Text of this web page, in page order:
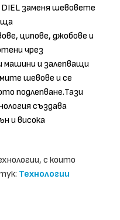
DIEL заменя шевовете
ципове, джобове и
чрез
машини и залепващи
шевове и се
подлепване.Тази
създава
и висока
с които
Технологии